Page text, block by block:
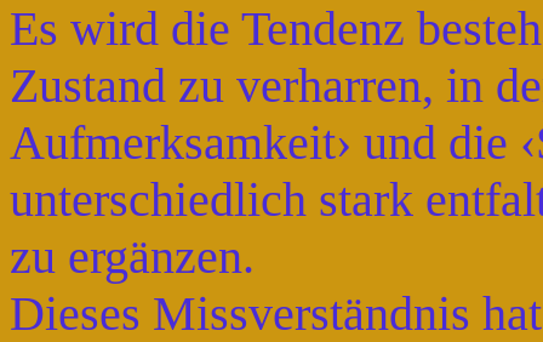
Es wird die Tendenz
Zustand zu verharren, in
Aufmerksamkeit› und die
unterschiedlich stark
zu ergänzen.
Dieses Missverständnis